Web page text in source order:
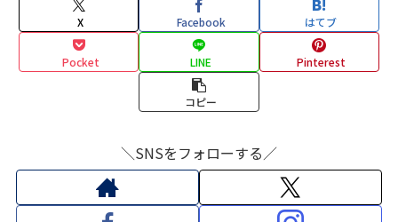
X Facebook はてブ
Pocket LINE Pinterest
コピー
＼SNSをフォローする／